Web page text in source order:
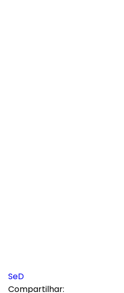
SeD
Compartilhar: